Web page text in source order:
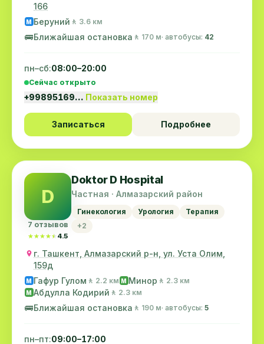
166
M Беруний 🚶 3.6 км
🚌Ближайшая остановка 🚶 170 м· автобусы: 42
пн–сб:08:00–20:00
Сейчас открыто
+99895169… Показать номер
Записаться Подробнее
D
7 отзывов
★★★★★
★★★★★ 4.5
Doktor D Hospital
Частная · Алмазарский район
Гинекология Урология
Терапия
+2
г. Ташкент, Алмазарский р-н, ул. Уста Олим,
159д
M Гафур Гулом 🚶 2.2 км M Минор 🚶 2.3 км
M Абдулла Кодирий 🚶 2.3 км
🚌Ближайшая остановка 🚶 190 м· автобусы: 5
пн–пт:09:00–17:00